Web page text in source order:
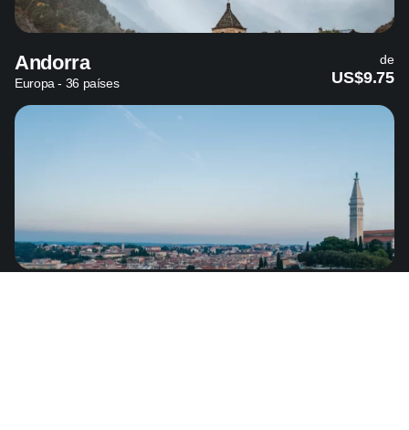
Andorra
Europa - 36 países
de
US$9.75